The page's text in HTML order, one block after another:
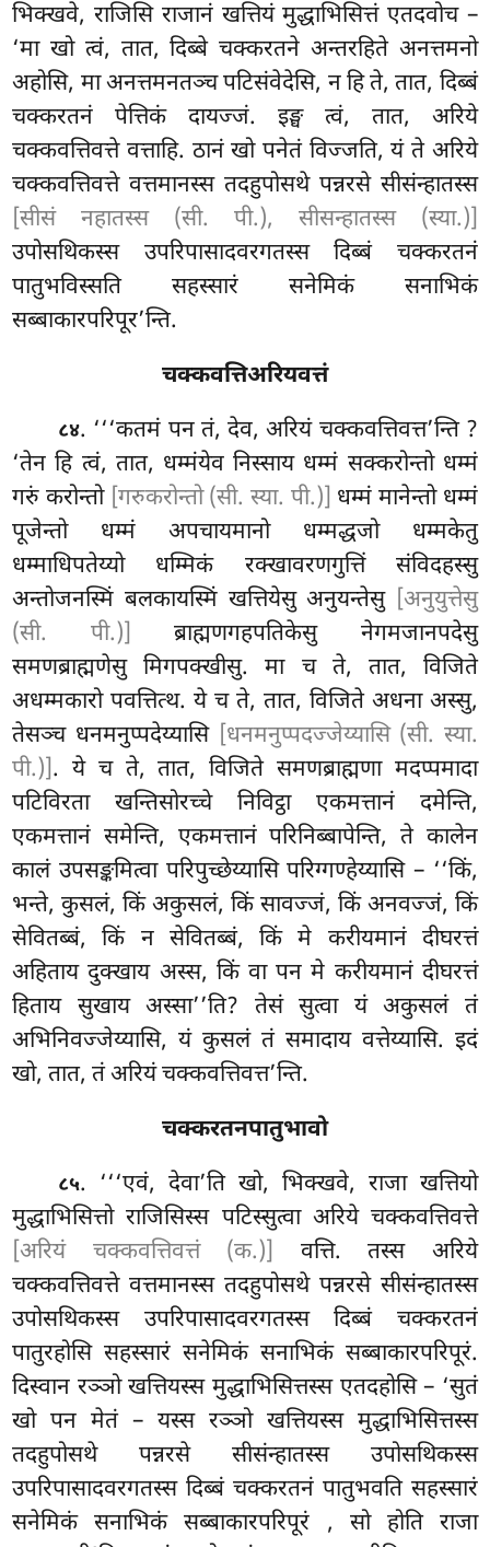
भिक्खवे, राजिसि राजानं खत्तियंमुद्धाभिसित्तं एतदवोच –
‘मा खो त्वं, तात, दिब्बेचक्करतने अन्तरहिते अनत्तमनो
अहोसि, मा अनत्तमनतञ्च पटिसंवेदेसि, न हि ते, तात, दिब्बं
चक्करतनं पेत्तिकं दायज्जं. इङ्घ त्वं, तात, अरिये
चक्कवत्तिवत्ते वत्ताहि. ठानं खो पनेतं विज्जति, यं ते अरिये
चक्कवत्तिवत्ते वत्तमानस्स तदहुपोसथे पन्नरसे सीसंन्हातस्स
[सीसं नहातस्स (सी. पी.), सीसन्हातस्स (स्या.)]
उपोसथिकस्स उपरिपासादवरगतस्स दिब्बं चक्करतनं
पातुभविस्सति सहस्सारं सनेमिकं सनाभिकं
सब्बाकारपरिपूर’न्ति.
चक्कवत्तिअरियवत्तं
८४. ‘‘‘कतमं पन तं, देव, अरियं चक्कवत्तिवत्त’न्ति ?
‘तेन हि त्वं, तात, धम्मंयेव निस्साय धम्मं सक्करोन्तो धम्मं
गरुं करोन्तो [गरुकरोन्तो (सी. स्या. पी.)] धम्मं मानेन्तो धम्मं
पूजेन्तो धम्मं अपचायमानो धम्मद्धजो धम्मकेतु
धम्माधिपतेय्यो धम्मिकं रक्खावरणगुत्तिं संविदहस्सु
अन्तोजनस्मिं बलकायस्मिं खत्तियेसु अनुयन्तेसु [अनुयुत्तेसु
(सी. पी.)] ब्राह्मणगहपतिकेसु नेगमजानपदेसु
समणब्राह्मणेसु मिगपक्खीसु. मा च ते, तात, विजिते
अधम्मकारो पवत्तित्थ. ये च ते, तात, विजिते अधना अस्सु,
तेसञ्च धनमनुप्पदेय्यासि [धनमनुप्पदज्जेय्यासि (सी. स्या.
पी.)]. ये च ते, तात, विजिते समणब्राह्मणा मदप्पमादा
पटिविरता खन्तिसोरच्चे निविट्ठा एकमत्तानं दमेन्ति,
एकमत्तानं समेन्ति, एकमत्तानं परिनिब्बापेन्ति, ते कालेन
कालं उपसङ्कमित्वा परिपुच्छेय्यासि परिग्गण्हेय्यासि – ‘‘किं,
भन्ते, कुसलं, किं अकुसलं, किं सावज्जं, किं अनवज्जं, किं
सेवितब्बं, किं न सेवितब्बं, किं मे करीयमानं दीघरत्तं
अहिताय दुक्खाय अस्स, किं वा पन मे करीयमानं दीघरत्तं
हिताय सुखाय अस्सा’’ति? तेसं सुत्वा यं अकुसलं तं
अभिनिवज्जेय्यासि, यं कुसलं तं समादाय वत्तेय्यासि. इदं
खो, तात, तं अरियं चक्कवत्तिवत्त’न्ति.
चक्करतनपातुभावो
८५. ‘‘‘एवं, देवा’ति खो, भिक्खवे, राजा खत्तियो
मुद्धाभिसित्तो राजिसिस्स पटिस्सुत्वा अरिये चक्कवत्तिवत्ते
[अरियं चक्कवत्तिवत्तं (क.)]
वत्ति. तस्स अरिये
चक्कवत्तिवत्ते वत्तमानस्स तदहुपोसथे पन्नरसे सीसंन्हातस्स
उपोसथिकस्स उपरिपासादवरगतस्स दिब्बं चक्करतनं
पातुरहोसि सहस्सारं सनेमिकं सनाभिकं सब्बाकारपरिपूरं.
दिस्वान रञ्ञो खत्तियस्स मुद्धाभिसित्तस्स एतदहोसि – ‘सुतं
खो पन मेतं – यस्स रञ्ञो खत्तियस्स मुद्धाभिसित्तस्स
तदहुपोसथेपन्नरसे सीसंन्हातस्स उपोसथिकस्स
उपरिपासादवरगतस्स दिब्बं चक्करतनं पातुभवति सहस्सारं
सनेमिकं सनाभिकं सब्बाकारपरिपूरं , सो होति राजा